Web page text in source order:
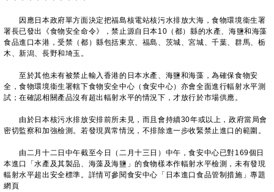
因應日本政府單方面決定把福島核電站核污水排放大海，食物環境衞生署
署長已發出《食物安全命令》，禁止源自日本10（都）縣的水產、海鹽和海藻
食品進口本港，受禁（都）縣包括東京、福島、茨城、宮城、千葉、群馬、栃
木、新潟、長野和埼玉。
至於其他未有被禁止輸入香港的日本水產、海鹽和海藻，為確保食物安
全，食物環境衞生署轄下食物安全中心（食安中心）亦會全面進行輻射水平測
試；在確認相關產品沒有超出輻射水平的情況下，才放行於市場供應。
由於日本核污水排放安排前所未見，而且會持續30年或以上，政府當局會
密切監察和加強檢測。若發現異常情況，不排除進一步收緊禁止進口的範圍。
由二月十二日中午截至今日（二月十三日）中午，食安中心已對169個日
本進口「水產及其製品、海藻及海鹽」的食物樣本作輻射水平檢測，未有發現
輻射水平超出安全標準。詳情可參閱食安中心「日本進口食品管制措施」專題
網頁